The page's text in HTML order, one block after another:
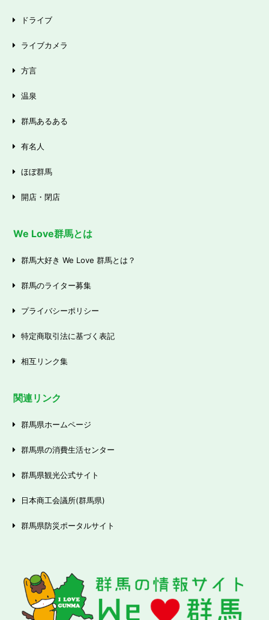
ドライブ
ライブカメラ
方言
温泉
群馬あるある
有名人
ほぼ群馬
開店・閉店
We Love群馬とは
群馬大好き We Love 群馬とは？
群馬のライター募集
プライバシーポリシー
特定商取引法に基づく表記
相互リンク集
関連リンク
群馬県ホームページ
群馬県の消費生活センター
群馬県観光公式サイト
日本商工会議所(群馬県)
群馬県防災ポータルサイト